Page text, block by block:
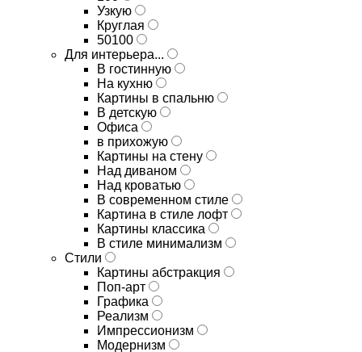
Узкую
Круглая
50100
Для интерьера...
В гостинную
На кухню
Картины в спальню
В детскую
Офиса
в прихожую
Картины на стену
Над диваном
Над кроватью
В современном стиле
Картина в стиле лофт
Картины классика
В стиле минимализм
Стили
Картины абстракция
Поп-арт
Графика
Реализм
Импрессионизм
Модернизм